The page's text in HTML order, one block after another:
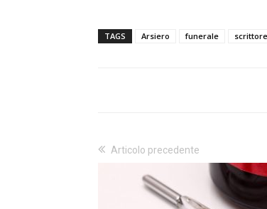
TAGS Arsiero funerale scrittore
Articolo precedente